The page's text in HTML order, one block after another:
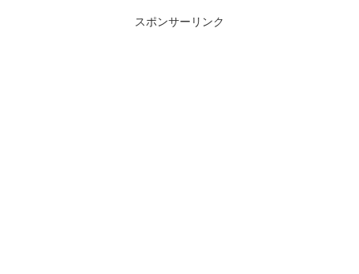
スポンサーリンク